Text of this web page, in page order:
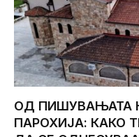
ОД ПИШУВАЊАТА
ПАРОХИЈА: КАКО